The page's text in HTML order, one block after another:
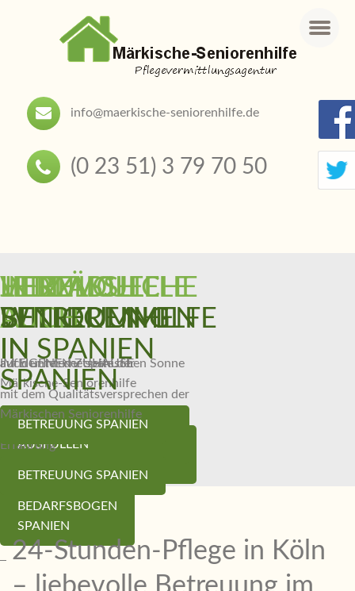
info@maerkische-seniorenhilfe.de
(0 23 51) 3 79 70 50
HERZLICH
WILLKOMMEN
auf der Internetseite der
Märkische-Seniorenhilfe
BEDARFSBOGEN
INDIVIDUELLE
BETREUUNG
IM EIGENEN ZUHAUSE
BEDARFSBOGEN
AUSFÜLLEN
JETZT
AUCH
IN
SPANIEN
Betreuung mit Herz und
Erfahrung
BEDARFSBOGEN
SPANIEN
LIEBEVOLLE
SENIORENHILFE
auch unter der spanischen Sonne
BETREUUNG SPANIEN
VERLÄSSLICHE
BETREUUNG
IN SPANIEN
mit dem Qualitätsversprechen der
Märkischen Seniorenhilfe
BETREUUNG SPANIEN
24-Stunden-Pflege in Köln